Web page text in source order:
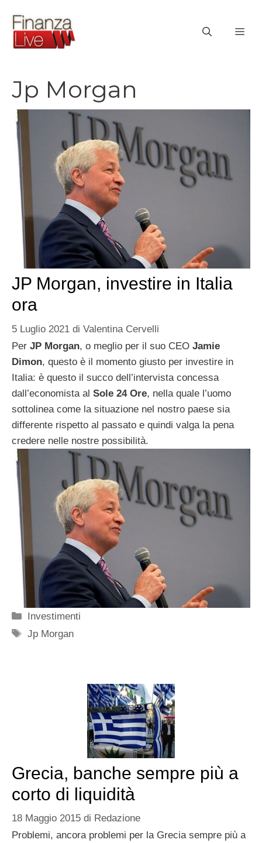
contenuto
Jp Morgan
JP Morgan, investire in Italia
ora
5 Luglio 2021 di Valentina Cervelli
Per JP Morgan, o meglio per il suo CEO Jamie
Dimon, questo è il momento giusto per investire in
Italia: è questo il succo dell’intervista concessa
dall’economista al Sole 24 Ore, nella quale l’uomo
sottolinea come la situazione nel nostro paese sia
differente rispetto al passato e quindi valga la pena
credere nelle nostre possibilità.
Categorie
Investimenti
Tag
Jp Morgan
Grecia, banche sempre più a
corto di liquidità
18 Maggio 2015 di Redazione
Problemi, ancora problemi per la Grecia sempre più a